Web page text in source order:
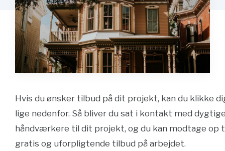
Hvis du ønsker tilbud på dit projekt, kan du klikke
lige nedenfor. Så bliver du sat i kontakt med
håndværkere til dit projekt, og du kan modtage op
gratis og uforpligtende tilbud på arbejdet.